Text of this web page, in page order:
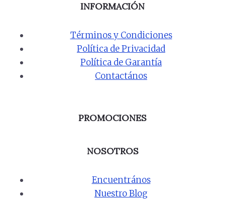
INFORMACIÓN
Términos y Condiciones
Política de Privacidad
Política de Garantía
Contactános
PROMOCIONES
NOSOTROS
Encuentrános
Nuestro Blog